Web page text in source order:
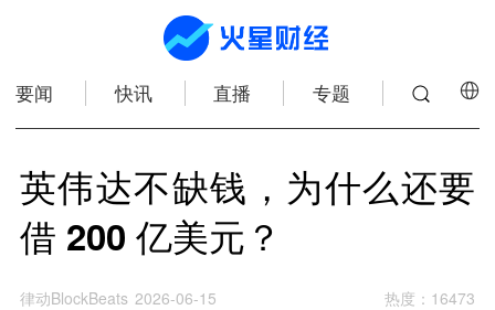
要闻 快讯 直播 专题
英伟达不缺钱，为什么还要
借 200 亿美元？
律动BlockBeats 2026-06-15 热度 ： 16473